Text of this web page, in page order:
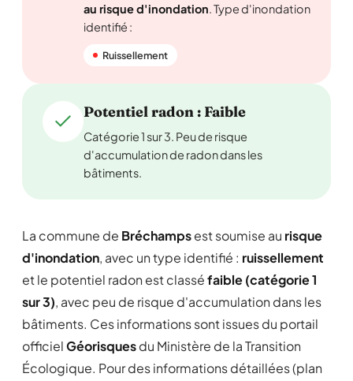
au risque d'inondation. Type d'inondation
identifié :
Ruissellement
Potentiel radon : Faible
Catégorie 1 sur 3. Peu de risque
d'accumulation de radon dans les
bâtiments.
La commune de Bréchampsest soumise au risque
d'inondation, avec un type identifié : ruissellement
et le potentiel radon est classéfaible (catégorie 1
sur 3), avec peu de risque d'accumulation dans les
bâtiments. Ces informations sont issues du portail
officielGéorisquesdu Ministère de la Transition
Écologique. Pour des informations détaillées (plan